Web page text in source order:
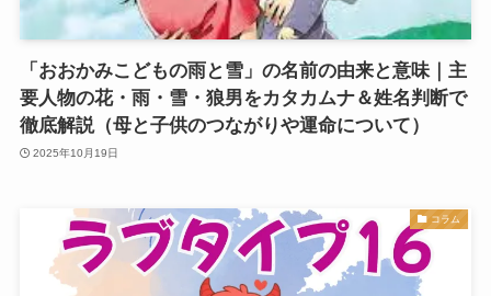
「おおかみこどもの雨と雪」の名前の由来と意味｜主
要人物の花・雨・雪・狼男をカタカムナ＆姓名判断で
徹底解説（母と子供のつながりや運命について）
2025年10月19日
コラム